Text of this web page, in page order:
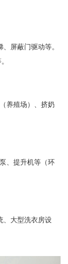
屏蔽门驱动等。
养殖场）、挤奶
、提升机等（环
、大型洗衣房设